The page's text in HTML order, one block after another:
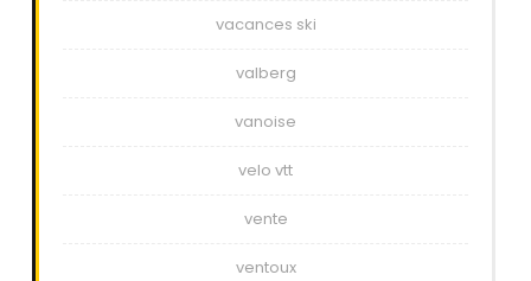
vacances ski
valberg
vanoise
velo vtt
vente
ventoux